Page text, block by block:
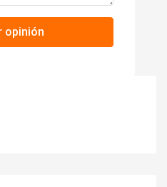
opinión